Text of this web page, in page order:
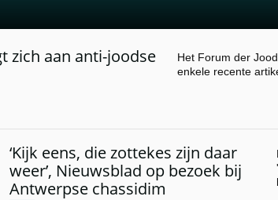
zich aan anti-joodse
Het Forum der
enkele recente
‘Kijk eens, die zottekes zijn daar
weer’, Nieuwsblad op bezoek bij
Antwerpse chassidim